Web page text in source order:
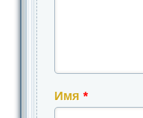
Имя*